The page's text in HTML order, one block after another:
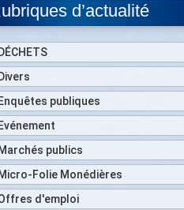
d’actualité
publiques
publics
Folie Monédières
d'emploi